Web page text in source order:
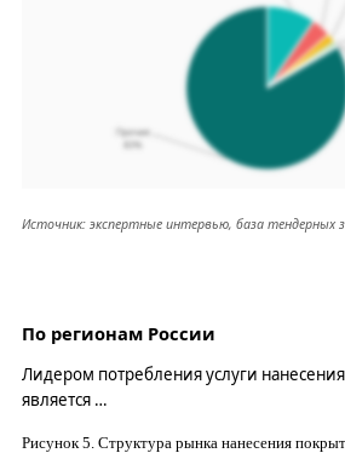
Источник: экспертные интервью, база тендерных
По регионам России
Лидером потребления услуги
является …
Рисунок 5 . Структура рынка нанесения